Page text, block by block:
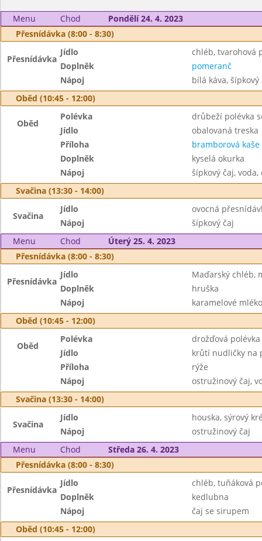
Menu Chod
Pondělí 24. 4. 2023
Přesnídávka (8:00 - 8:30)
Přesnídávka
Jídlo
chléb, tvarohová
Doplněk
pomeranč
Nápoj
bílá káva, šípkový
Oběd (10:45 - 12:00)
Oběd
Polévka
drůbeží polévka
Jídlo
obalovaná treska
Příloha
bramborová kaše
Doplněk
kyselá okurka
Nápoj
šípkový čaj,
Svačina (13:30 - 14:00)
Svačina
Jídlo
ovocná
Nápoj
šípkový čaj
Menu
Chod
Úterý 25. 4. 2023
Přesnídávka (8:00 - 8:30)
Přesnídávka
Jídlo
Maďarský chléb,
Doplněk
hruška
Nápoj
karamelové
Oběd (10:45 - 12:00)
Oběd
Polévka
drožďová
Jídlo
krůtí nudličky na
Příloha
rýže
Nápoj
ostružinový čaj,
Svačina (13:30 - 14:00)
Svačina
Jídlo
houska, sýrový
Nápoj
ostružinový čaj
Menu
Chod
Středa 26. 4. 2023
Přesnídávka (8:00 - 8:30)
Přesnídávka
Jídlo
chléb, tuňáková
Doplněk
kedlubna
Nápoj
čaj se sirupem
Oběd (10:45 - 12:00)